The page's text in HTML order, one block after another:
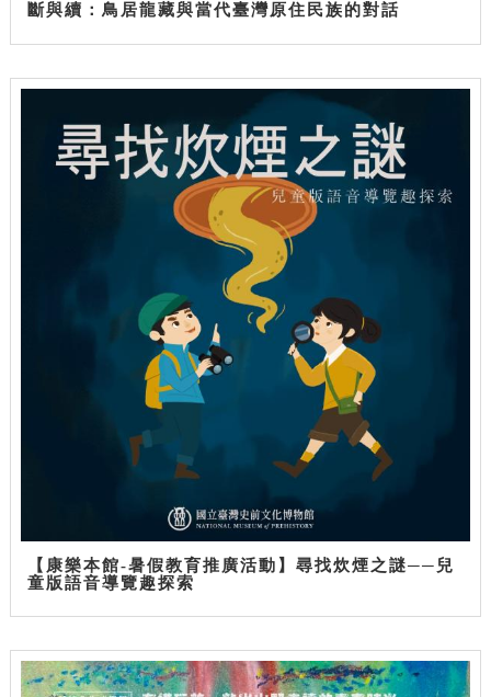
斷與續：鳥居龍藏與當代臺灣原住民族的對話
【康樂本館-暑假教育推廣活動】尋找炊煙之謎──兒
童版語音導覽趣探索